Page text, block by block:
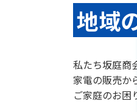
地域
私たち坂庭商
家電の販売か
ご家庭のお困